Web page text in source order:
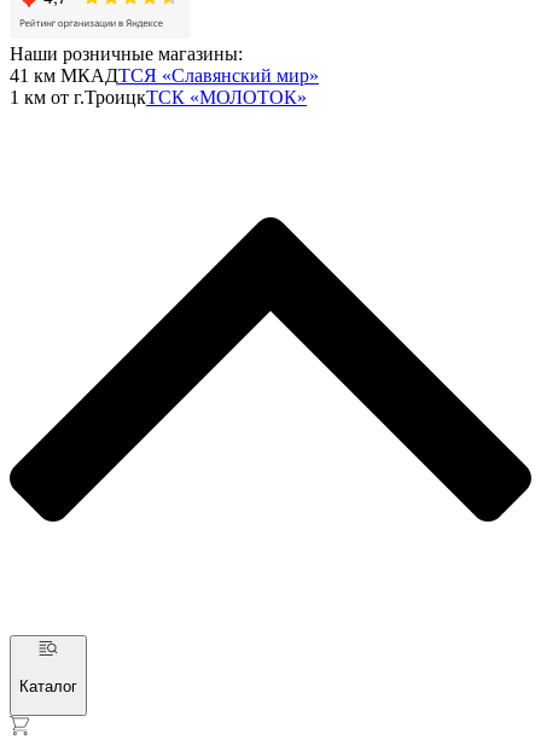
Наши розничные магазины:
41 км МКАДТСЯ «Славянский мир»
1 км от г.ТроицкТСК «МОЛОТОК»
Каталог